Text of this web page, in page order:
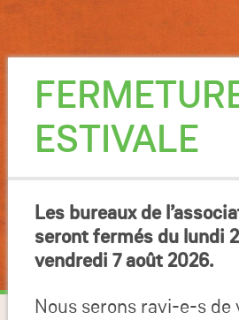
ESTIVALE
Les bureaux de
seront fermés du lundi
vendredi 7 août 2026.
Nous serons ravi-e-s de